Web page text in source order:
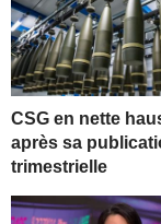
CSG en nette
après sa
trimestrielle